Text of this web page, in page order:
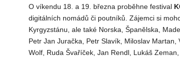
O víkendu 18. a 19. března proběhne festival
digitálních nomádů či poutníků. Zájemci si
Kyrgyzstánu, ale také Norska, Španělska,
Petr Jan Juračka, Petr Slavík, Miloslav
Wolf, Ruda Švaříček, Jan Rendl, Lukáš